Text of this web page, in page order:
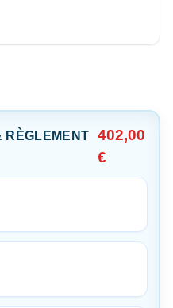
RÈGLEMENT
402,00
€